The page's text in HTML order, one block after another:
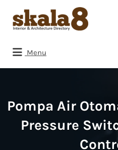
Search
for:
Menu
for:
Pompa Air
Pressure